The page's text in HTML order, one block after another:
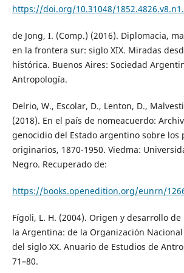
https://doi.org/10.31048/
de Jong, I. (Comp.) (2016). Diplomacia,
en la frontera sur: siglo XIX. Miradas
histórica. Buenos Aires: Sociedad
Antropología.
Delrio, W., Escolar, D., Lenton, D.,
(2018). En el país de nomeacuerdo:
genocidio del Estado argentino sobre los
originarios, 1870-1950. Viedma:
Negro. Recuperado de:
https://books.openedition.org/eunrn/
Fígoli, L. H. (2004). Origen y desarrollo
la Argentina: de la Organización
del siglo XX. Anuario de Estudios de
71–80.